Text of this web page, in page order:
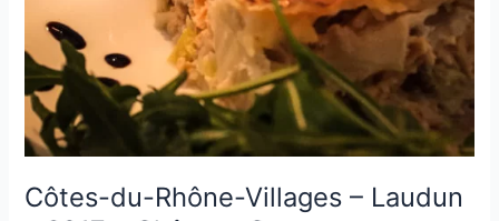
Côtes-du-Rhône-Villages – Laudun